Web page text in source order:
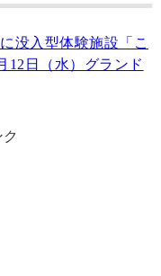
没入型体験施設「こ
12日（水）グランド